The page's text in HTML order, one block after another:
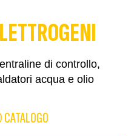
di controllo,
acqua e olio